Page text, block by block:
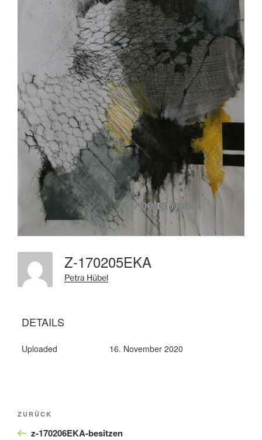
Z-170205EKA
Petra Hübel
DETAILS
Uploaded 16. November 2020
Beitragsnavigation
Vorheriger
Beitrag
ZURÜCK
z-170206EKA-besitzen